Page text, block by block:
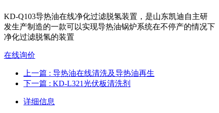
KD-Q103导热油在线净化过滤脱氢装置，是山东凯迪自主研
发生产制造的一款可以实现导热油锅炉系统在不停产的情况下
净化过滤脱氢的装置
在线询价
上一篇 : 导热油在线清洗及导热油再生
下一篇 : KD-L321光伏板清洗剂
详细信息